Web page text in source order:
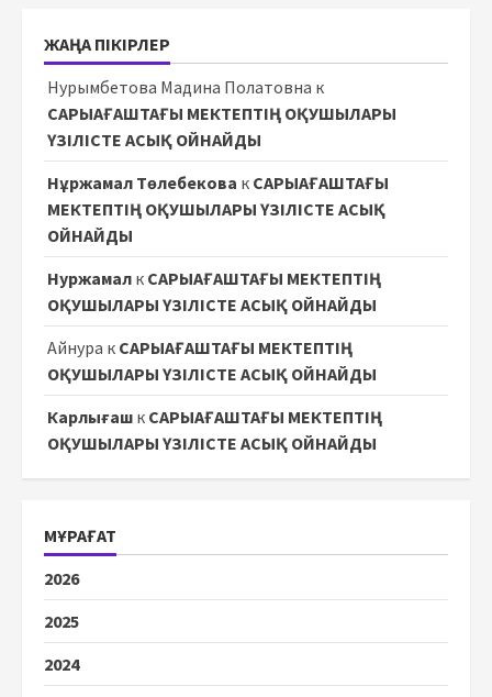
ЖАҢА ПІКІРЛЕР
Нурымбетова Мадина Полатовна к
САРЫАҒАШТАҒЫ МЕКТЕПТІҢ ОҚУШЫЛАРЫ
ҮЗІЛІСТЕ АСЫҚ ОЙНАЙДЫ
Нұржамал Төлебекова к САРЫАҒАШТАҒЫ
МЕКТЕПТІҢ ОҚУШЫЛАРЫ ҮЗІЛІСТЕ АСЫҚ
ОЙНАЙДЫ
Нуржамал к САРЫАҒАШТАҒЫ МЕКТЕПТІҢ
ОҚУШЫЛАРЫ ҮЗІЛІСТЕ АСЫҚ ОЙНАЙДЫ
Айнура к САРЫАҒАШТАҒЫ МЕКТЕПТІҢ
ОҚУШЫЛАРЫ ҮЗІЛІСТЕ АСЫҚ ОЙНАЙДЫ
Карлығаш к САРЫАҒАШТАҒЫ МЕКТЕПТІҢ
ОҚУШЫЛАРЫ ҮЗІЛІСТЕ АСЫҚ ОЙНАЙДЫ
МҰРАҒАТ
2026
2025
2024